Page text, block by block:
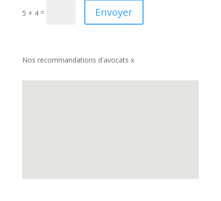
5 + 4= Envoyer
Nos recommandations d'avocats x